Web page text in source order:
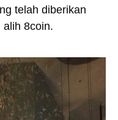
telah diberikan
alih 8coin.